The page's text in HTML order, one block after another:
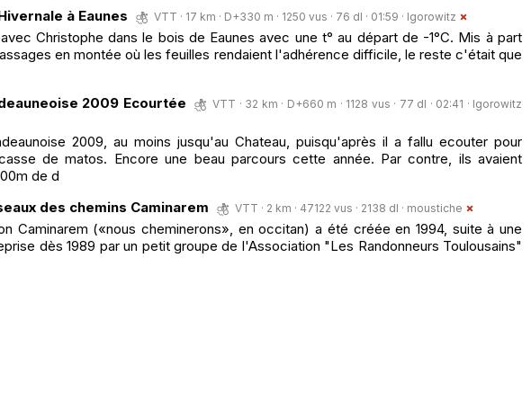
à Eaunes VTT · 17 km · D+330 m · 1250 vus · 76 dl · 01:59 · Igorowitz
Christophe dans le bois de Eaunes avec une t° au départ de -1°C. Mis à part
en montée où les feuilles rendaient l'adhérence difficile, le reste c'était que
2009 Ecourtée
VTT · 32 km · D+660 m · 1128 vus · 77 dl · 02:41 · Igorowitz
2009, au moins jusqu'au Chateau, puisqu'après il a fallu ecouter pour
de matos. Encore une beau parcours cette année. Par contre, ils avaient
de d
des chemins Caminarem
VTT · 2 km · 47122 vus · 2138 dl · moustiche
Caminarem («nous cheminerons», en occitan) a été créée en 1994, suite à une
dès 1989 par un petit groupe de l'Association "Les Randonneurs Toulousains"